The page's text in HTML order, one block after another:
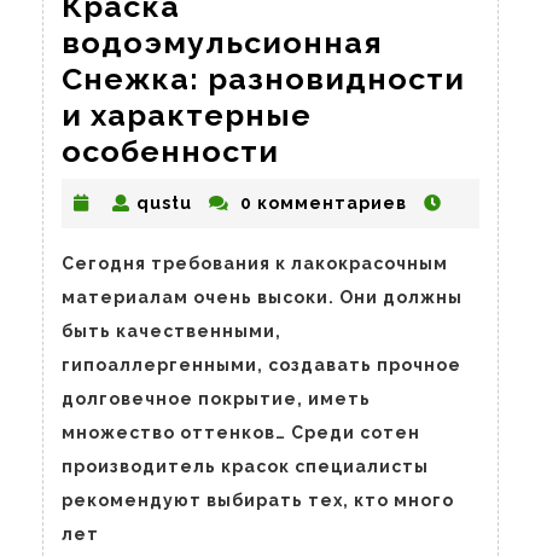
водоэмульсионная
Снежка: разновидности
и характерные
особенности
Снежка:
разновидности
и
характерные
особенности
qustu qustu0 комментариев
Сегодня требования к лакокрасочным
материалам очень высоки. Они должны
быть качественными,
гипоаллергенными, создавать прочное
долговечное покрытие, иметь
множество оттенков… Среди сотен
производитель красок специалисты
рекомендуют выбирать тех, кто много
лет